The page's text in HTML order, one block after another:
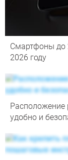
Смартфоны до
2026 году
Расположение
удобно и